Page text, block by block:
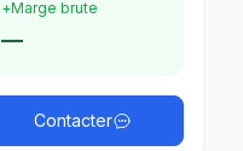
+Marge brute
—
Contacter